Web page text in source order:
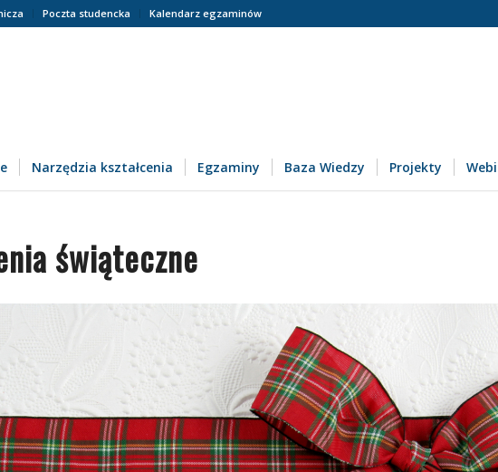
Poczta studencka Kalendarz egzaminów
Narzędzia kształcenia Egzaminy Baza Wiedzy Projekty
świąteczne